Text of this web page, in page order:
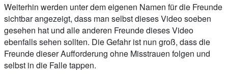
Weiterhin werden unter dem eigenen Namen für die Freunde
sichtbar angezeigt, dass man selbst dieses Video soeben
gesehen hat und alle anderen Freunde dieses Video
ebenfalls sehen sollten. Die Gefahr ist nun groß, dass die
Freunde dieser Aufforderung ohne Misstrauen folgen und
selbst in die Falle tappen.